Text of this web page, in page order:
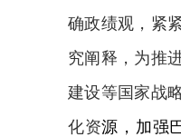
确政绩观，紧
究阐释，为推
建设等国家战
化资源，加强